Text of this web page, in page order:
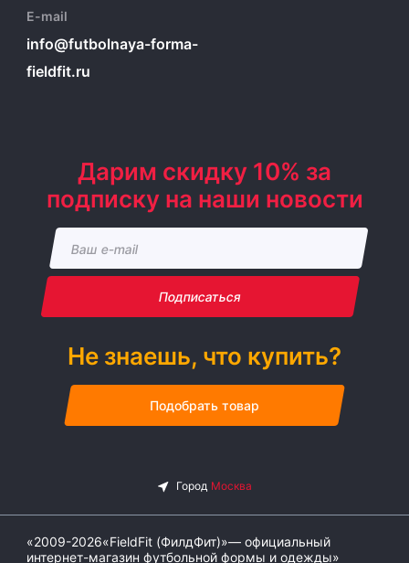
E-mail
info@futbolnaya-forma-
fieldfit.ru
Дарим скидку 10% за
подписку на наши новости
Подписаться
Не знаешь, что купить?
Подобрать товар
«2009-2026«FieldFit (ФилдФит)»— официальный
интернет-магазин футбольной формы и одежды»